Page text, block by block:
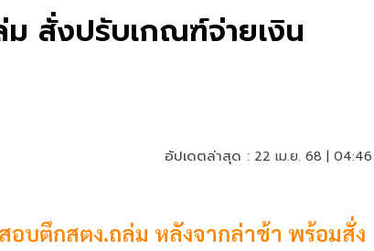
สั่งปรับเกณฑ์จ่ายเงิน
อัปเดตล่าสุด : 22 เม.ย. 68 |
อบตึกสตง.ถล่ม หลังจากล่าช้า พร้อมสั่ง